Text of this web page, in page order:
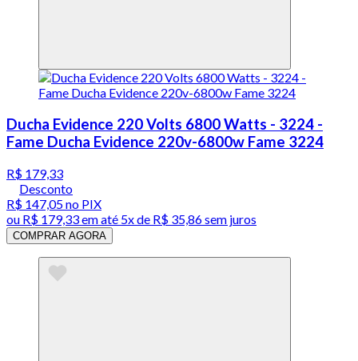
Ducha Evidence 220 Volts 6800 Watts - 3224 -
Fame Ducha Evidence 220v-6800w Fame 3224
R$ 179,33
Desconto
R$ 147,05no PIX
ou R$ 179,33em até 5x de R$ 35,86 sem juros
COMPRAR AGORA